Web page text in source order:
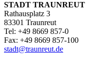
STADT TRAUNREUT
Rathausplatz 3
83301 Traunreut
Tel: +49 8669 857-0
Fax: +49 8669 857-100
stadt@traunreut.de